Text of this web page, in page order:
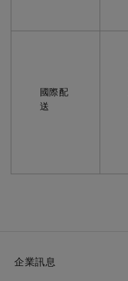
國際配
送
企業訊息